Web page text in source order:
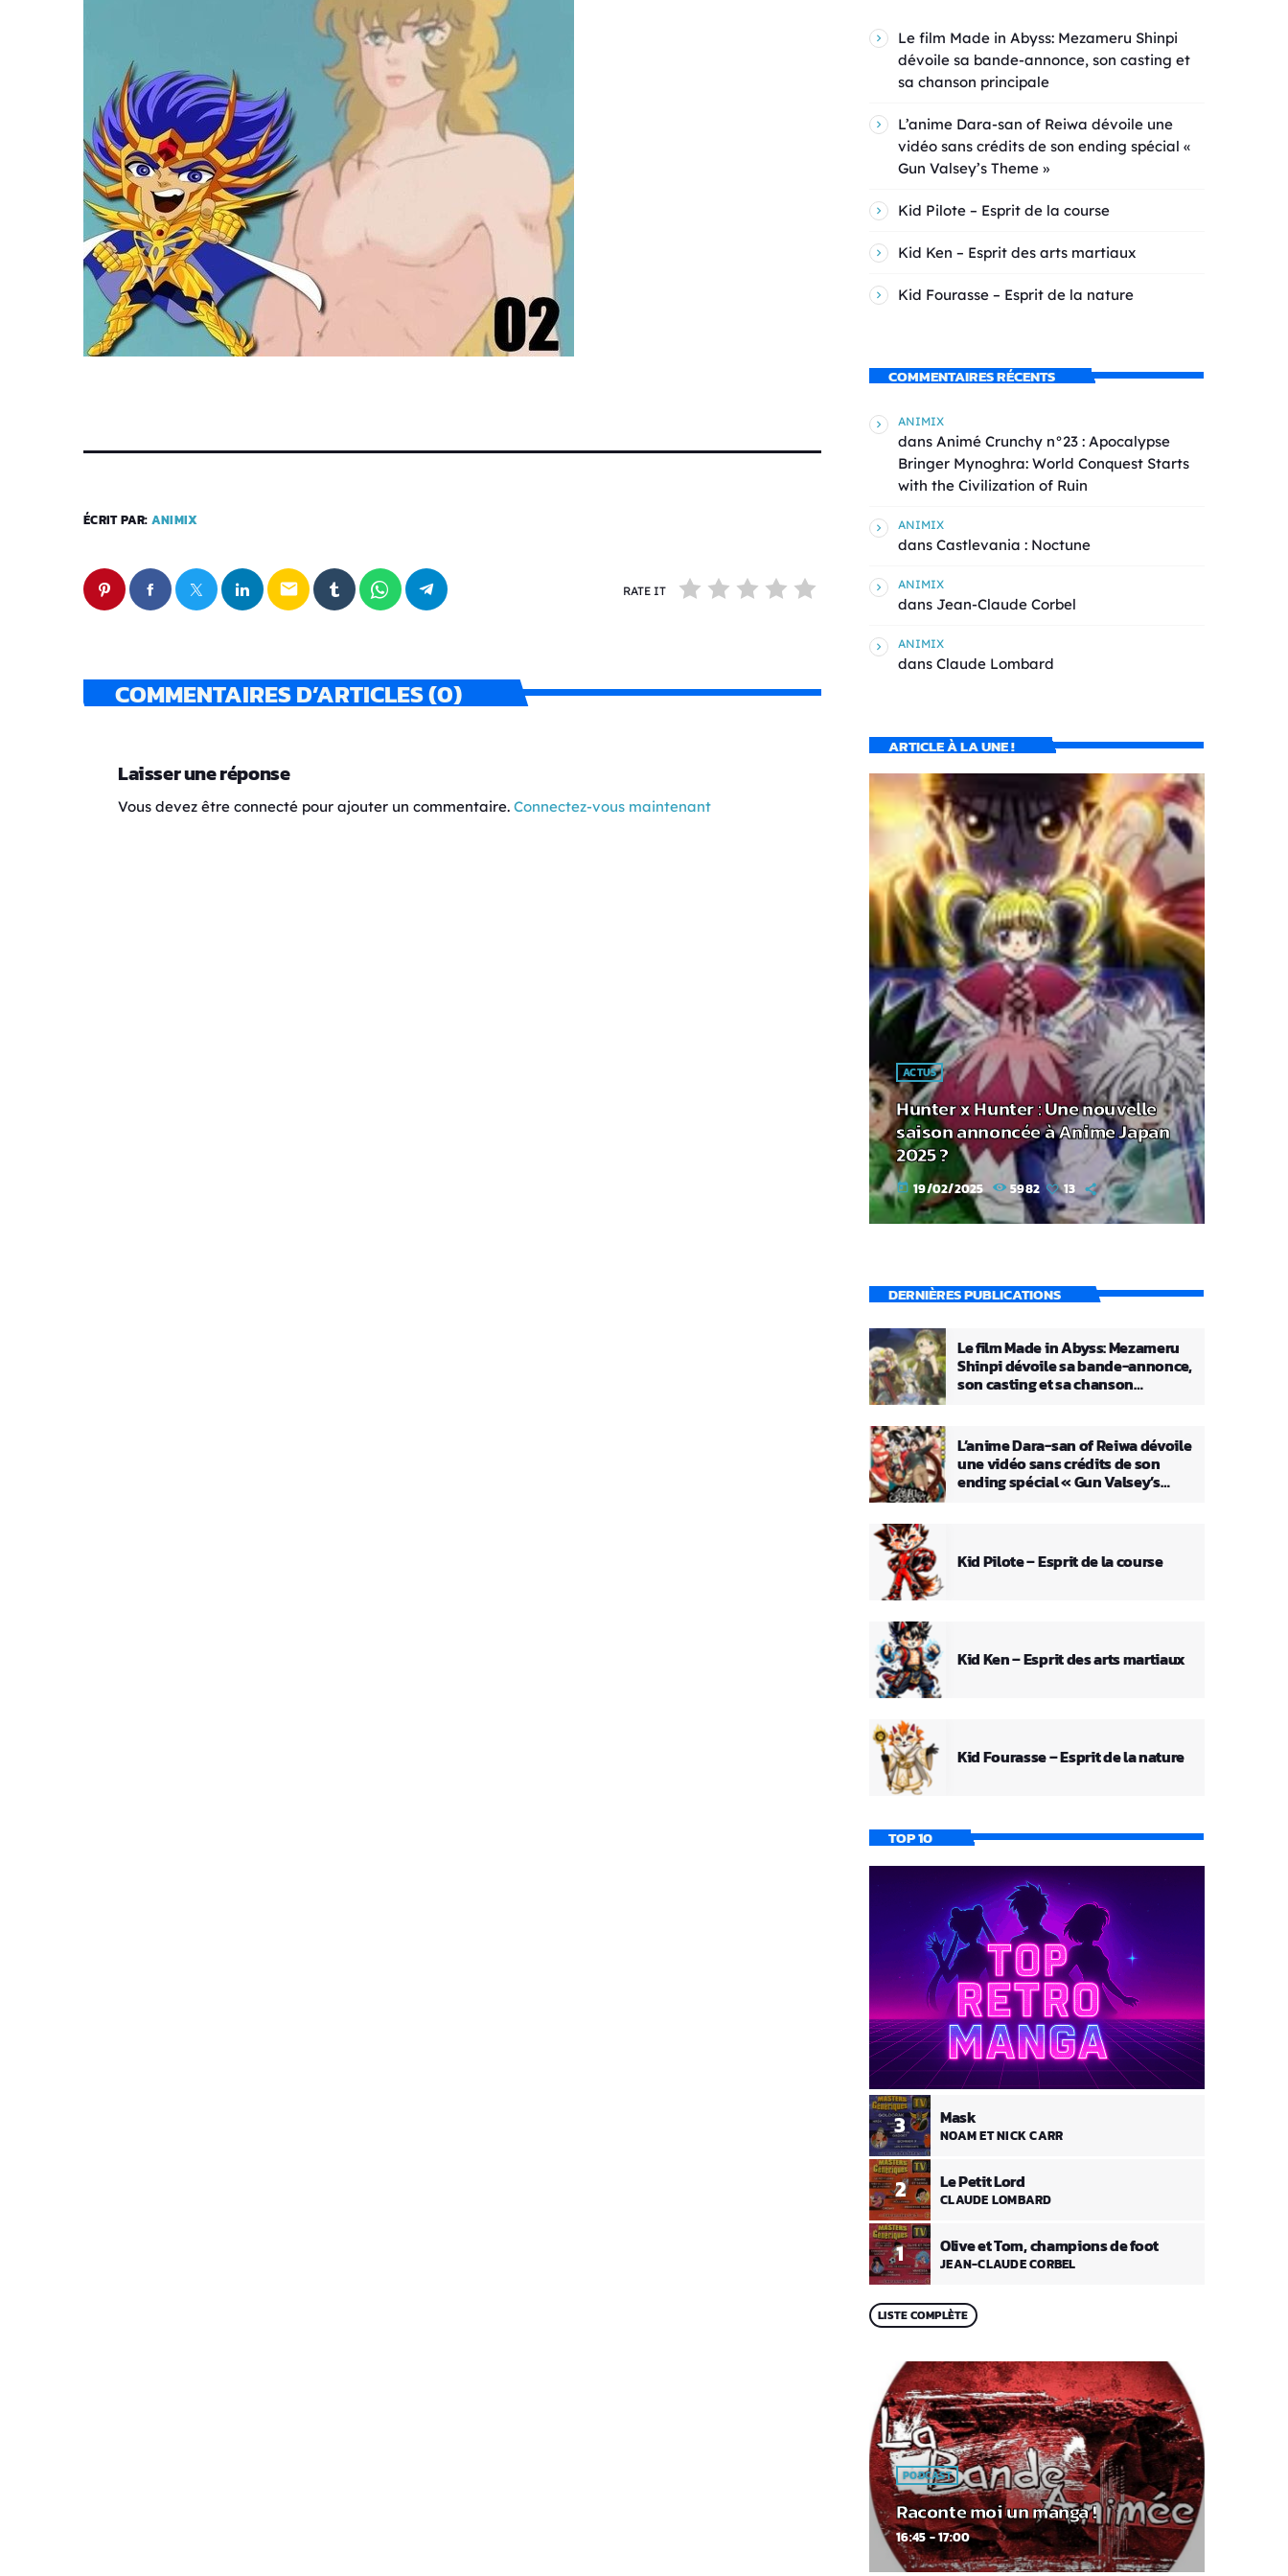
ÉCRIT PAR: ANIMIX
email RATE IT
COMMENTAIRES D’ARTICLES (0)
Laisser une réponse
Vous devez être connecté pour ajouter un commentaire. Connectez-vous maintenant
Le film Made in Abyss: Mezameru Shinpi
dévoile sa bande-annonce, son casting et
sa chanson principale
L’anime Dara-san of Reiwa dévoile une
vidéo sans crédits de son ending spécial «
Gun Valsey’s Theme »
Kid Pilote – Esprit de la course
Kid Ken – Esprit des arts martiaux
Kid Fourasse – Esprit de la nature
COMMENTAIRES RÉCENTS
ANIMIX
dans Animé Crunchy n°23 : Apocalypse
Bringer Mynoghra: World Conquest Starts
with the Civilization of Ruin
ANIMIX
dans Castlevania : Noctune
ANIMIX
dans Jean-Claude Corbel
ANIMIX
dans Claude Lombard
ARTICLE À LA UNE !
ACTUS
Hunter x Hunter : Une nouvelle
saison annoncée à Anime Japan
2025 ?
today 19/02/2025 5982 13
DERNIÈRES PUBLICATIONS
Le film Made in Abyss: Mezameru
Shinpi dévoile sa bande-annonce,
son casting et sa chanson
L’anime Dara-san of Reiwa dévoile
une vidéo sans crédits de son
ending spécial « Gun Valsey’s
Kid Pilote – Esprit de la course
Kid Ken – Esprit des arts martiaux
Kid Fourasse – Esprit de la nature
TOP 10
1 Olive et Tom, champions de foot
JEAN-CLAUDE CORBEL
2 Le Petit Lord
CLAUDE LOMBARD
3 Mask
NOAM ET NICK CARR
LISTE COMPLÈTE
PODCAST
Raconte moi un manga !
16:45 - 17:00